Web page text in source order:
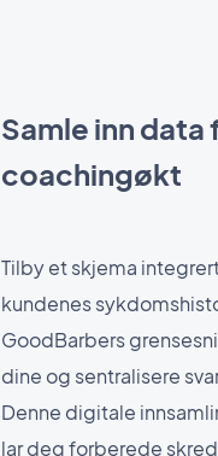
Samle inn data
coachingøkt
Tilby et skjema
kundenes
GoodBarbers
dine og sentralisere
Denne digitale
lar deg forberede